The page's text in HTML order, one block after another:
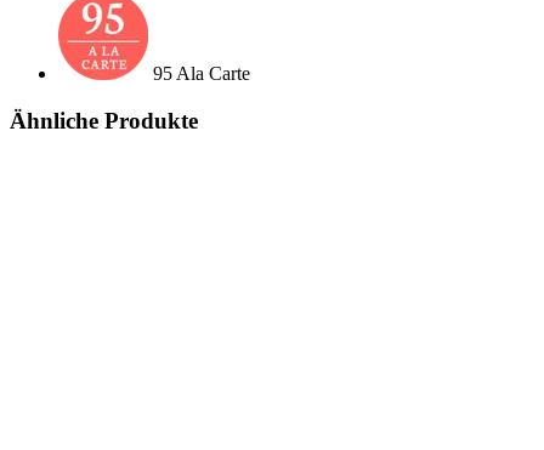
95 Ala Carte
Ähnliche Produkte